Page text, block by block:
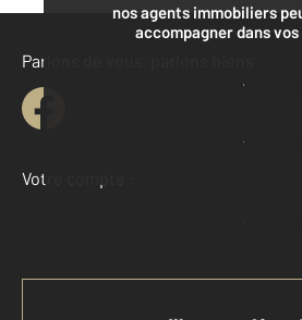
nos agents immobiliers
accompagner dans
Contacter
Demander une
Parlons de vous, parlons biens
Votre compte :
Accéder à mon